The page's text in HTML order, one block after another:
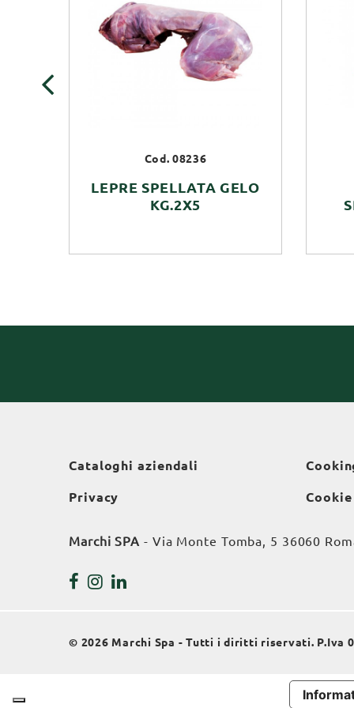
Cod. 08236
LEPRE SPELLATA GELO
KG.2X5
Cataloghi aziendali
Privacy
Marchi SPA - Via Monte Tomba, 5 36060
© 2026 Marchi Spa - Tutti i diritti riservati. P.Iva